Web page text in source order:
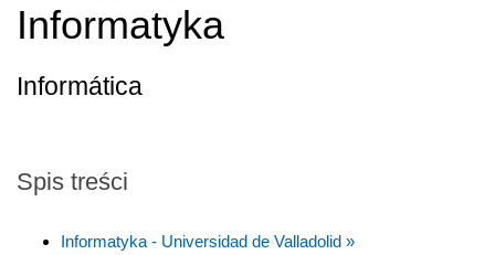
Informatyka
Informática
Spis treści
Informatyka - Universidad de Valladolid »